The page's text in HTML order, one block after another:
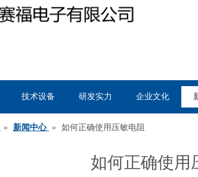
技术设备 研发实力 企业文化
» 新闻中心 » 如何正确使用压敏电阻
如何正确使用